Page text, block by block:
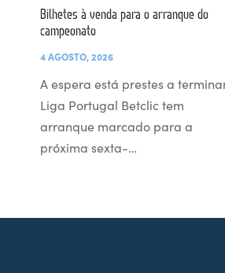
Bilhetes à venda para o arranque do
campeonato
4 AGOSTO, 2026
A espera está prestes a
Liga Portugal Betclic tem
arranque marcado para a
próxima sexta-…